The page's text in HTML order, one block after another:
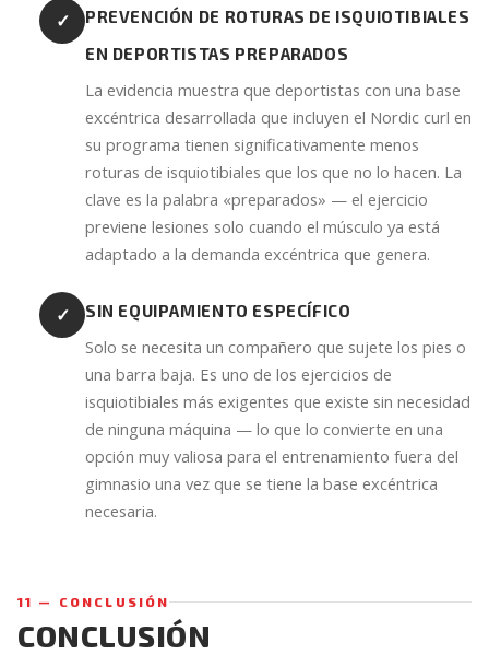
✓
PREVENCIÓN DE ROTURAS DE ISQUIOTIBIALES
EN DEPORTISTAS PREPARADOS
La evidencia muestra que deportistas con una base
excéntrica desarrollada que incluyen el Nordic curl en
su programa tienen significativamente menos
roturas de isquiotibiales que los que no lo hacen. La
clave es la palabra «preparados» — el ejercicio
previene lesiones solo cuando el músculo ya está
adaptado a la demanda excéntrica que genera.
✓ SIN EQUIPAMIENTO ESPECÍFICO
Solo se necesita un compañero que sujete los pies o
una barra baja. Es uno de los ejercicios de
isquiotibiales más exigentes que existe sin necesidad
de ninguna máquina — lo que lo convierte en una
opción muy valiosa para el entrenamiento fuera del
gimnasio una vez que se tiene la base excéntrica
necesaria.
11 — CONCLUSIÓN
CONCLUSIÓN